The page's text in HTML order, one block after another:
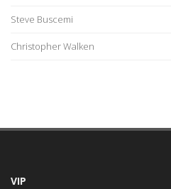
Steve Buscemi
Christopher Walken
VIP